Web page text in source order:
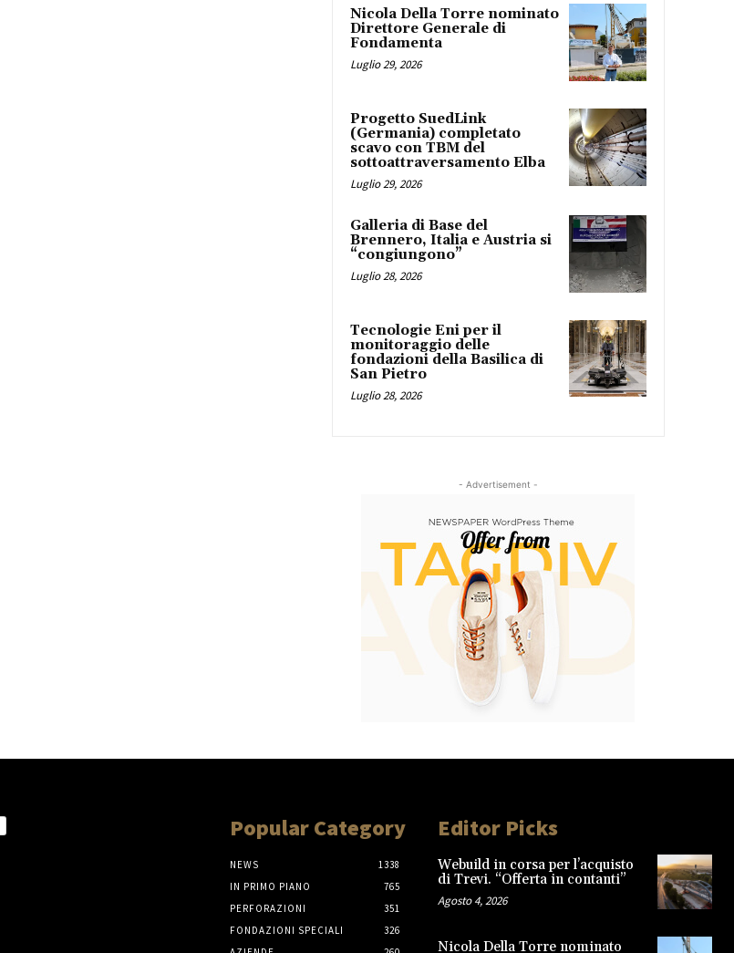
Nicola Della Torre nominato
Direttore Generale di
Fondamenta
Luglio 29, 2026
Progetto SuedLink
(Germania) completato
scavo con TBM del
sottoattraversamento Elba
Luglio 29, 2026
Galleria di Base del
Brennero, Italia e Austria si
“congiungono”
Luglio 28, 2026
Tecnologie Eni per il
monitoraggio delle
fondazioni della Basilica di
San Pietro
Luglio 28, 2026
- Advertisement -
Popular Category
NEWS
1338
IN PRIMO PIANO
765
PERFORAZIONI
351
FONDAZIONI SPECIALI
326
Editor Picks
Webuild in corsa per l’acquisto
di Trevi. “Offerta in contanti”
Agosto 4, 2026
Nicola Della Torre nominato